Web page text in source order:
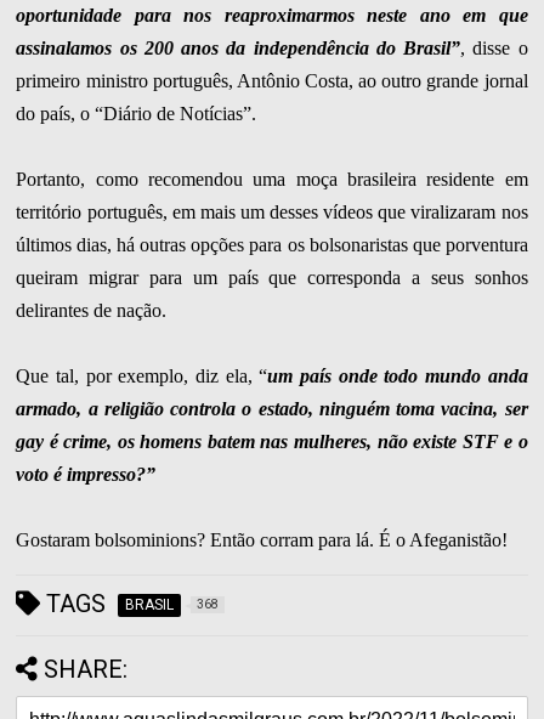
oportunidade para nos reaproximarmos neste ano em que
assinalamos os 200 anos da independência do Brasil”, disse o
primeiro ministro português, Antônio Costa, ao outro grande jornal
do país, o “Diário de Notícias”.
Portanto, como recomendou uma moça brasileira residente em
território português, em mais um desses vídeos que viralizaram nos
últimos dias, há outras opções para os bolsonaristas que porventura
queiram migrar para um país que corresponda a seus sonhos
delirantes de nação.
Que tal, por exemplo, diz ela, “um país onde todo mundo anda
armado, a religião controla o estado, ninguém toma vacina, ser
gay é crime, os homens batem nas mulheres, não existe STF e o
voto é impresso?”
Gostaram bolsominions? Então corram para lá. É o Afeganistão!
TAGS BRASIL 368
SHARE: